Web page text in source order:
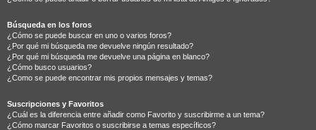
Búsqueda en los foros
¿Cómo se puede buscar en uno o varios foros?
¿Por qué mi búsqueda me devuelve ningún resultado?
¿Por qué mi búsqueda me devuelve una página en blanco?
¿Cómo busco usuarios?
¿Como se puede encontrar mis propios mensajes y temas?
Suscripciones y Favoritos
¿Cuál es la diferencia entre añadir como Favorito y suscribirme a un tema?
¿Cómo marcar Favoritos o suscribirse a temas específicos?